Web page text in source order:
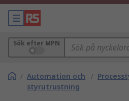
Sök efter MPN
/ Automation och
styrutrustning
/